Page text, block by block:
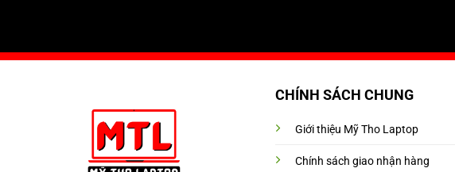
CHÍNH SÁCH CHUNG
Giới thiệu Mỹ Tho Laptop
Chính sách giao nhận hàng